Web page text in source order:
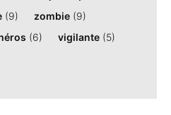
(9) zombie (9)
(6) vigilante (5)